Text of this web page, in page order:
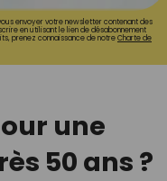
envoyer votre newsletter contenant des
en utilisant le lien de désabonnement
prenez connaissance de notreCharte de
une
50 ans ?